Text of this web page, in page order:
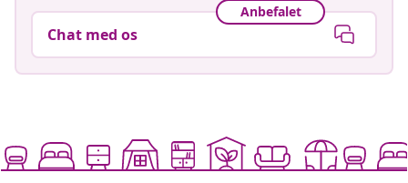
Anbefalet
Chat med os